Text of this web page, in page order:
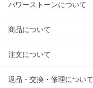
パワーストーンについて
商品について
注文について
返品・交換・修理について